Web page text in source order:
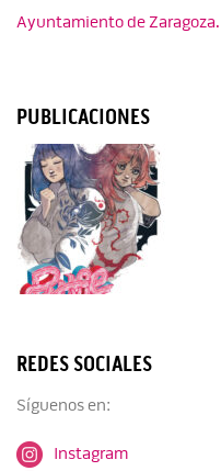
Ayuntamiento de
PUBLICACIONES
REDES SOCIALES
Síguenos en:
Instagram